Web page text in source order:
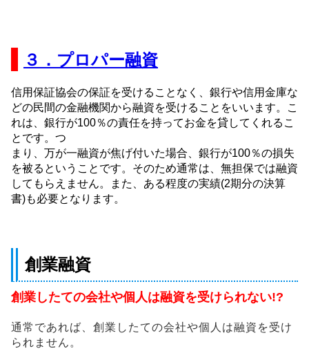
３．プロパー融資
信用保証協会の保証を受けることなく、銀行や信用金庫な
どの民間の金融機関から融資を受けることをいいます。こ
れは、銀行が100％の責任を持ってお金を貸してくれるこ
とです。つ
まり、万が一融資が焦げ付いた場合、銀行が100％の損失
を被るということです。そのため通常は、無担保では融資
してもらえません。また、ある程度の実績(2期分の決算
書)も必要となります。
創業融資
創業したての会社や個人は融資を受けられない!?
通常であれば、創業したての会社や個人は融資を受け
られません。